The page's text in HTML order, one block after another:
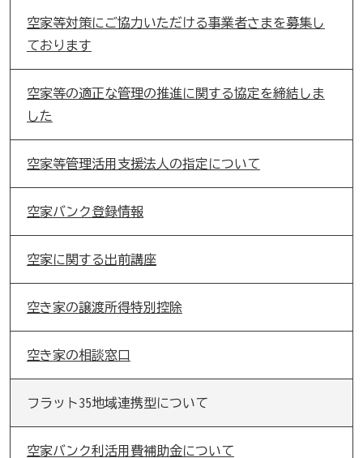
空家等対策にご協力いただける事業者さまを募集し
ております
空家等の適正な管理の推進に関する協定を締結しま
した
空家等管理活用支援法人の指定について
空家バンク登録情報
空家に関する出前講座
空き家の譲渡所得特別控除
空き家の相談窓口
フラット35地域連携型について
空家バンク利活用費補助金について